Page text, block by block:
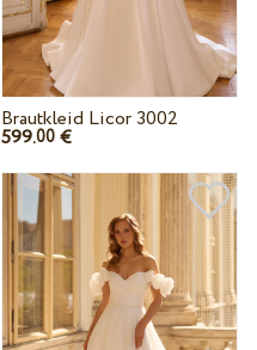
Brautkleid Licor 3002
599.00 €